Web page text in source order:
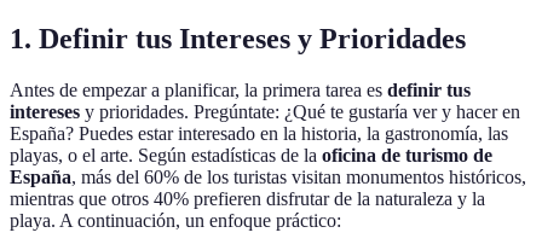
1. Definir tus Intereses y Prioridades
Antes de empezar a planificar, la primera tarea es definir tus
intereses y prioridades. Pregúntate: ¿Qué te gustaría ver y hacer en
España? Puedes estar interesado en la historia, la gastronomía, las
playas, o el arte. Según estadísticas de la oficina de turismo de
España, más del 60% de los turistas visitan monumentos históricos,
mientras que otros 40% prefieren disfrutar de la naturaleza y la
playa. A continuación, un enfoque práctico: